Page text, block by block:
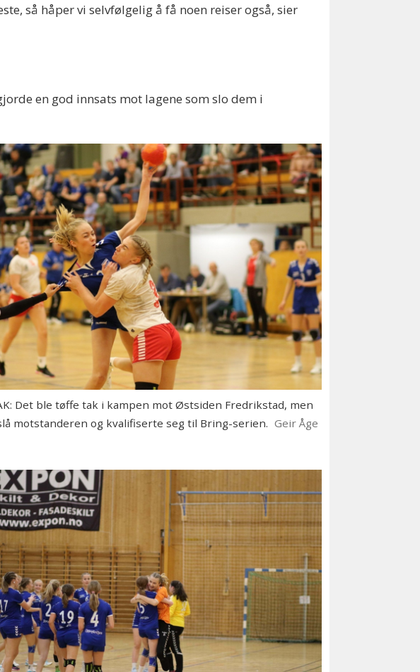
så håper vi selvfølgelig å få noen reiser også, sier
en god innsats mot lagene som slo dem i
Det ble tøffe tak i kampen mot Østsiden Fredrikstad, men
motstanderen og kvalifiserte seg til Bring-serien. Geir Åge